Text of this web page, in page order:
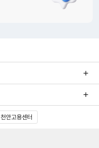
천안고용센터